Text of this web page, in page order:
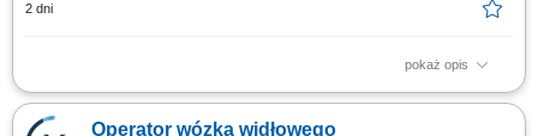
2 dni
pokaż opis
Zadania: obsługa wózków widłowych wysokiego składu; obsługa wózków
czołowych (frontowych) transport oraz składowanie części do wagonów
Operator wózka widłowego